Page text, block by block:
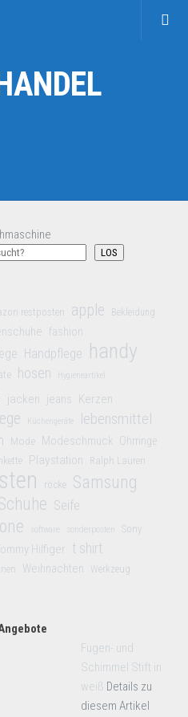
LOS
restposten apple Bekleidung
fashion
Handpflege handy
hosen Hygieneartikel
jacken jeans Kerzen
Küchengeräte lebensmittel
Mode Modeschmuck Ohrringe
Playstation Ralph Lauren
röcke Samsung
Seife
software sonderposten Sony
Hilfiger t shirt
Weihnachten Werkzeug
Fugen- und
Schimmel Stift in
weiß Details zu
diesem Artikel